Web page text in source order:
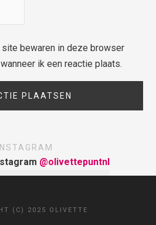
site bewaren in deze browser
ik een reactie plaats.
@olivettepuntnl
(C) 2025 OLIVETTE